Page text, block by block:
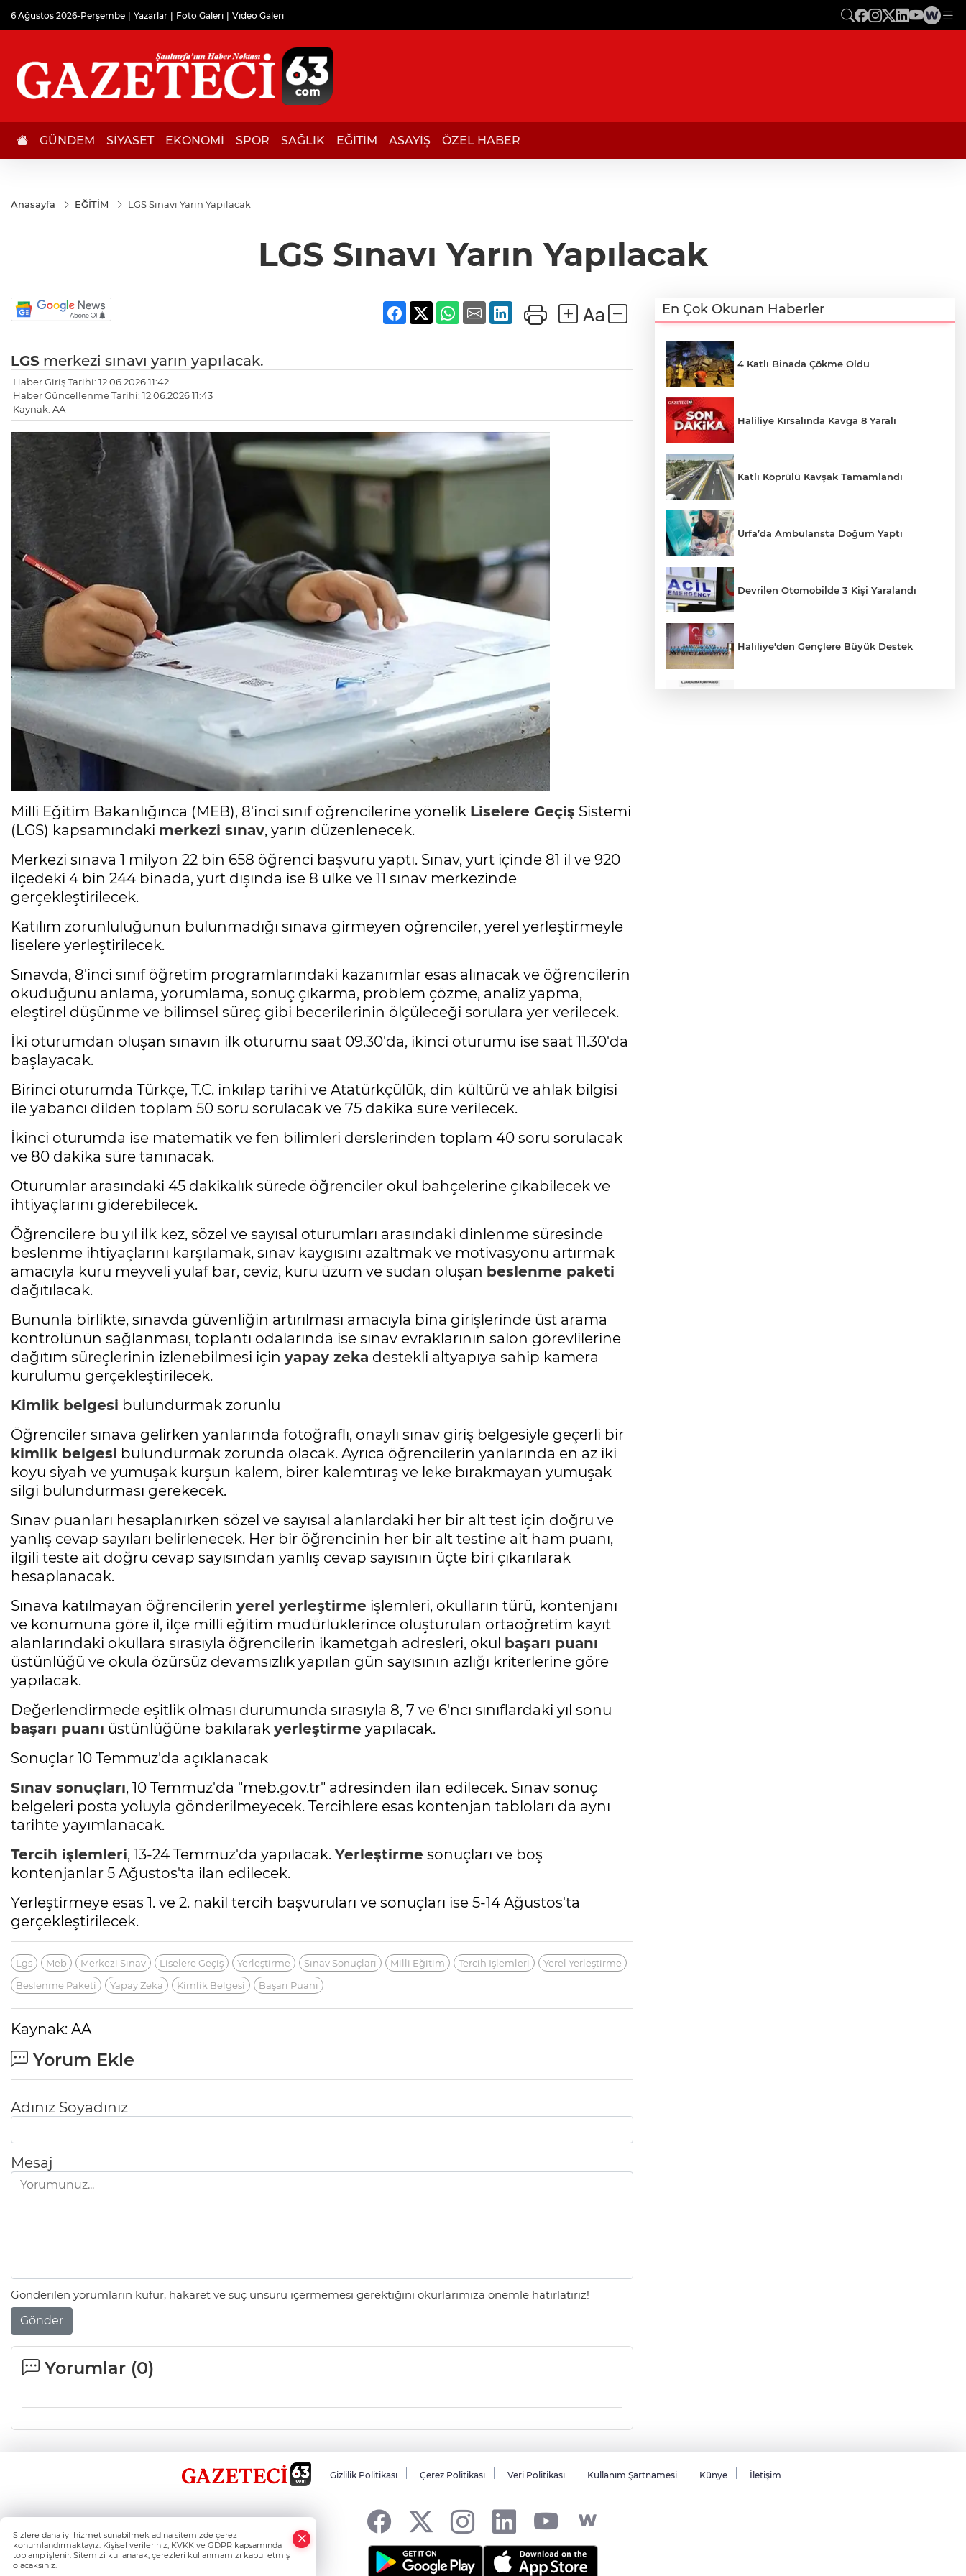
6 Ağustos 2026-Perşembe Yazarlar Foto Galeri Video Galeri
GÜNDEM SİYASET EKONOMİ SPOR SAĞLIK EĞİTİM ASAYİŞ ÖZEL HABER
Anasayfa EĞİTİM LGS Sınavı Yarın Yapılacak
LGS Sınavı Yarın Yapılacak
LGS merkezi sınavı yarın yapılacak.
Haber Giriş Tarihi: 12.06.2026 11:42
Haber Güncellenme Tarihi: 12.06.2026 11:43
Kaynak: AA
Milli Eğitim Bakanlığınca (MEB), 8'inci sınıf öğrencilerine yönelik Liselere Geçiş Sistemi
(LGS) kapsamındaki merkezi sınav, yarın düzenlenecek.
Merkezi sınava 1 milyon 22 bin 658 öğrenci başvuru yaptı. Sınav, yurt içinde 81 il ve 920
ilçedeki 4 bin 244 binada, yurt dışında ise 8 ülke ve 11 sınav merkezinde
gerçekleştirilecek.
Katılım zorunluluğunun bulunmadığı sınava girmeyen öğrenciler, yerel yerleştirmeyle
liselere yerleştirilecek.
Sınavda, 8'inci sınıf öğretim programlarındaki kazanımlar esas alınacak ve öğrencilerin
okuduğunu anlama, yorumlama, sonuç çıkarma, problem çözme, analiz yapma,
eleştirel düşünme ve bilimsel süreç gibi becerilerinin ölçüleceği sorulara yer verilecek.
İki oturumdan oluşan sınavın ilk oturumu saat 09.30'da, ikinci oturumu ise saat 11.30'da
başlayacak.
Birinci oturumda Türkçe, T.C. inkılap tarihi ve Atatürkçülük, din kültürü ve ahlak bilgisi
ile yabancı dilden toplam 50 soru sorulacak ve 75 dakika süre verilecek.
İkinci oturumda ise matematik ve fen bilimleri derslerinden toplam 40 soru sorulacak
ve 80 dakika süre tanınacak.
Oturumlar arasındaki 45 dakikalık sürede öğrenciler okul bahçelerine çıkabilecek ve
ihtiyaçlarını giderebilecek.
Öğrencilere bu yıl ilk kez, sözel ve sayısal oturumları arasındaki dinlenme süresinde
beslenme ihtiyaçlarını karşılamak, sınav kaygısını azaltmak ve motivasyonu artırmak
amacıyla kuru meyveli yulaf bar, ceviz, kuru üzüm ve sudan oluşan beslenme paketi
dağıtılacak.
Bununla birlikte, sınavda güvenliğin artırılması amacıyla bina girişlerinde üst arama
kontrolünün sağlanması, toplantı odalarında ise sınav evraklarının salon görevlilerine
dağıtım süreçlerinin izlenebilmesi için yapay zeka destekli altyapıya sahip kamera
kurulumu gerçekleştirilecek.
Kimlik belgesi bulundurmak zorunlu
Öğrenciler sınava gelirken yanlarında fotoğraflı, onaylı sınav giriş belgesiyle geçerli bir
kimlik belgesi bulundurmak zorunda olacak. Ayrıca öğrencilerin yanlarında en az iki
koyu siyah ve yumuşak kurşun kalem, birer kalemtıraş ve leke bırakmayan yumuşak
silgi bulundurması gerekecek.
Sınav puanları hesaplanırken sözel ve sayısal alanlardaki her bir alt test için doğru ve
yanlış cevap sayıları belirlenecek. Her bir öğrencinin her bir alt testine ait ham puanı,
ilgili teste ait doğru cevap sayısından yanlış cevap sayısının üçte biri çıkarılarak
hesaplanacak.
Sınava katılmayan öğrencilerin yerel yerleştirme işlemleri, okulların türü, kontenjanı
ve konumuna göre il, ilçe milli eğitim müdürlüklerince oluşturulan ortaöğretim kayıt
alanlarındaki okullara sırasıyla öğrencilerin ikametgah adresleri, okul başarı puanı
üstünlüğü ve okula özürsüz devamsızlık yapılan gün sayısının azlığı kriterlerine göre
yapılacak.
Değerlendirmede eşitlik olması durumunda sırasıyla 8, 7 ve 6'ncı sınıflardaki yıl sonu
başarı puanı üstünlüğüne bakılarak yerleştirme yapılacak.
Sonuçlar 10 Temmuz'da açıklanacak
Sınav sonuçları, 10 Temmuz'da "meb.gov.tr" adresinden ilan edilecek. Sınav sonuç
belgeleri posta yoluyla gönderilmeyecek. Tercihlere esas kontenjan tabloları da aynı
tarihte yayımlanacak.
Tercih işlemleri, 13-24 Temmuz'da yapılacak. Yerleştirme sonuçları ve boş
kontenjanlar 5 Ağustos'ta ilan edilecek.
Yerleştirmeye esas 1. ve 2. nakil tercih başvuruları ve sonuçları ise 5-14 Ağustos'ta
gerçekleştirilecek.
Lgs Meb Merkezi Sınav Liselere Geçiş Yerleştirme Sınav Sonuçları Milli Eğitim Tercih Işlemleri
Yerel Yerleştirme
Beslenme Paketi
Yapay Zeka Kimlik Belgesi Başarı Puanı
Kaynak: AA
Yorum Ekle
Adınız Soyadınız
Mesaj
Gönderilen yorumların küfür, hakaret ve suç unsuru içermemesi gerektiğini okurlarımıza önemle hatırlatırız!
Gönder
Yorumlar (0)
En Çok Okunan Haberler
4 Katlı Binada Çökme Oldu
Haliliye Kırsalında Kavga 8 Yaralı
Katlı Köprülü Kavşak Tamamlandı
Urfa’da Ambulansta Doğum Yaptı
Devrilen Otomobilde 3 Kişi Yaralandı
Haliliye'den Gençlere Büyük Destek
Gizlilik Politikası Çerez Politikası Veri Politikası Kullanım Şartnamesi Künye İletişim
Sizlere daha iyi hizmet sunabilmek adına sitemizde çerez
konumlandırmaktayız. Kişisel verileriniz, KVKK ve GDPR kapsamında
toplanıp işlenir. Sitemizi kullanarak, çerezleri kullanmamızı kabul etmiş
olacaksınız.
Whatsapp